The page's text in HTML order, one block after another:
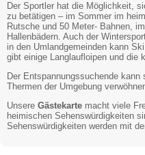
Der Sportler hat die Möglichkeit,
zu betätigen – im Sommer im
Rutsche und 50 Meter- Bahnen,
Hallenbädern. Auch der
in den Umlandgemeinden kann
gibt einige Langlaufloipen und die
Der Entspannungssuchende
Thermen der Umgebung
Unsere Gästekarte macht viele
heimischen Sehenswürdigkeiten
Sehenswürdigkeiten werden mit